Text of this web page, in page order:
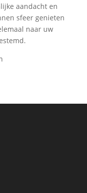
aandacht en
sfeer genieten
naar uw